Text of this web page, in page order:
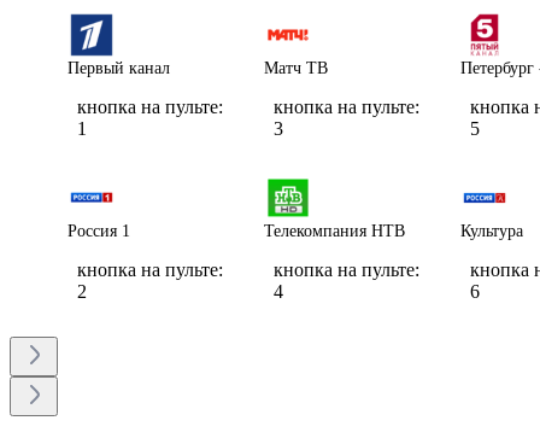
Первый канал
кнопка на пульте:
1
Россия 1
кнопка на пульте:
2
Матч ТВ
кнопка на пульте:
3
Телекомпания НТВ
кнопка на пульте:
4
кнопка
5
Культура
кнопка
6